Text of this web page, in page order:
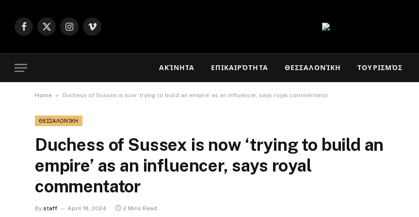
Facebook
X
Instagram
Vimeo
ΑΚΊΝΗΤΑ ΕΠΙΚΑΙΡΌΤΗΤΑ ΘΕΣΣΑΛΟΝΊΚΗ ΤΟΥΡΙΣΜΌΣ
Home » Duchess of Sussex is now ‘trying to build an empire’ as an influencer, says royal commentator
ΘΕΣΣΑΛΟΝΊΚΗ
Duchess of Sussex is now ‘trying to build an
empire’ as an influencer, says royal
commentator
By staff April 18, 2024 2 Mins Read